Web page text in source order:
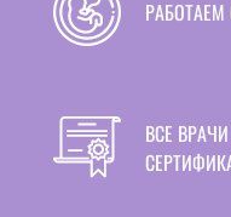
ВСЕ